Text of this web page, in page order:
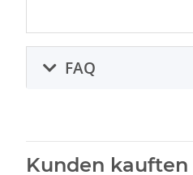
FAQ
Kunden